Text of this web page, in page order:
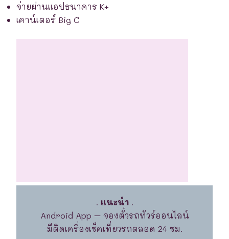
จ่ายผ่านแอปธนาคาร K+
เคาน์เตอร์ Big C
. แนะนำ.
Android App – จองตั๋วรถทัวร์ออนไลน์
มีติดเครื่องเช็คเที่ยวรถตลอด 24 ชม.